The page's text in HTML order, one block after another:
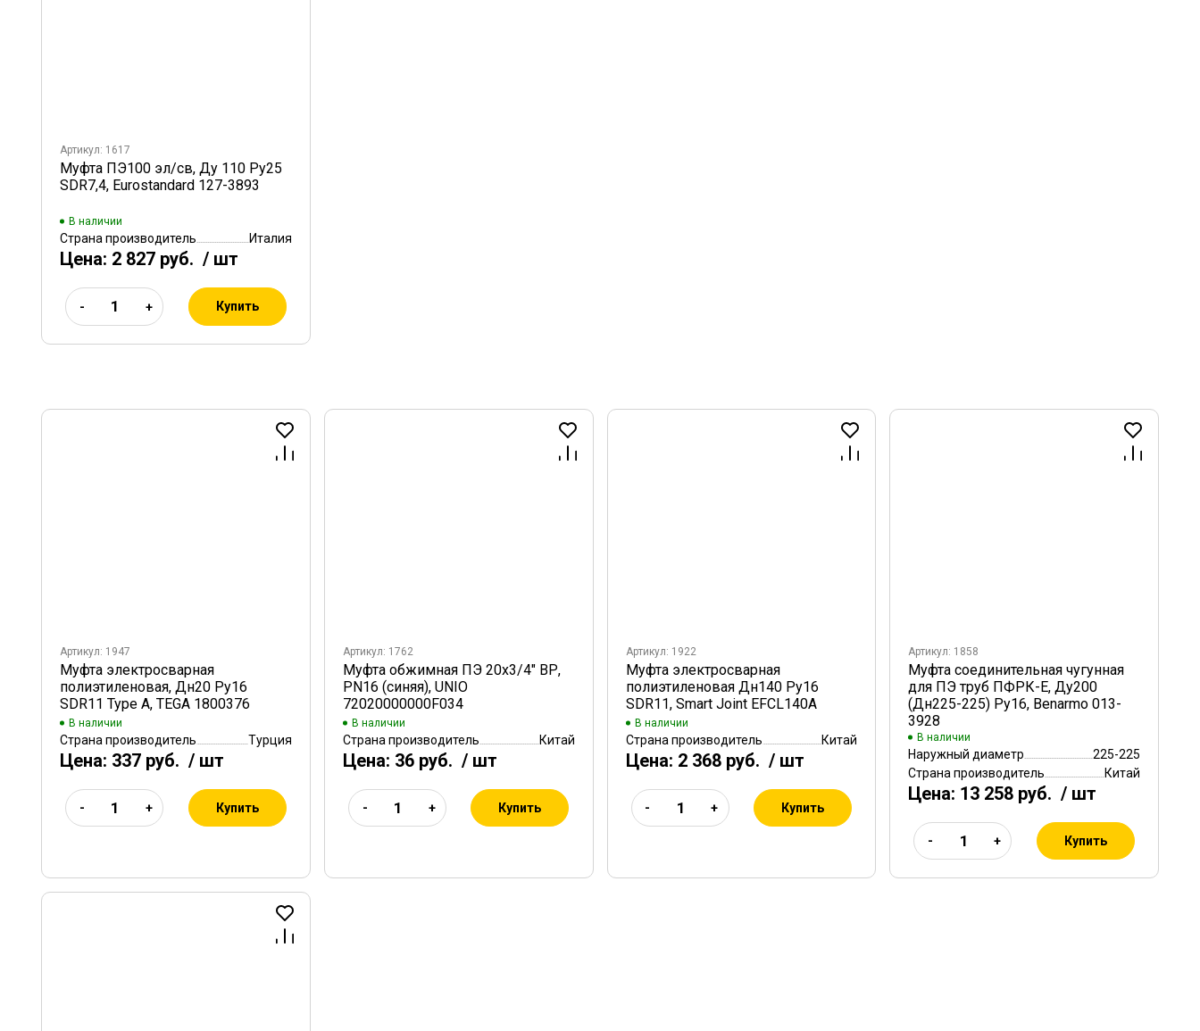
Артикул: 1617
Муфта ПЭ100 эл/св, Ду 110 Ру25
SDR7,4, Eurostandard 127-3893
В наличии
Страна производитель Италия
Цена: 2 827 руб. / шт
- + Купить
Артикул: 1947
Муфта электросварная
полиэтиленовая, Дн20 Ру16
SDR11 Type A, TEGA 1800376
В наличии
Страна производитель Турция
Цена: 337 руб. / шт
- + Купить
Артикул: 1762
Муфта обжимная ПЭ 20x3/4" ВР,
PN16 (синяя), UNIO
72020000000F034
В наличии
Страна производитель Китай
Цена: 36 руб. / шт
- + Купить
Артикул: 1922
Муфта электросварная
полиэтиленовая Дн140 Ру16
SDR11, Smart Joint EFCL140A
В наличии
Страна производитель Китай
Цена: 2 368 руб. / шт
- + Купить
Артикул: 1858
Муфта соединительная чугунная
для ПЭ труб ПФРК-Е, Ду200
(Дн225-225) Ру16, Benarmo 013-
3928
В наличии
Наружный диаметр
225-225
Страна производитель
Китай
Цена: 13 258 руб. / шт
- + Купить